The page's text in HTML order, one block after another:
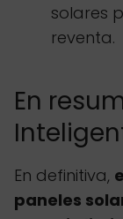
solares
reventa.
En
En definitiva,
paneles